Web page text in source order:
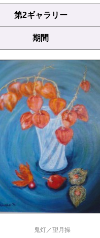
第2ギャラリー
期間
鬼灯／望月操